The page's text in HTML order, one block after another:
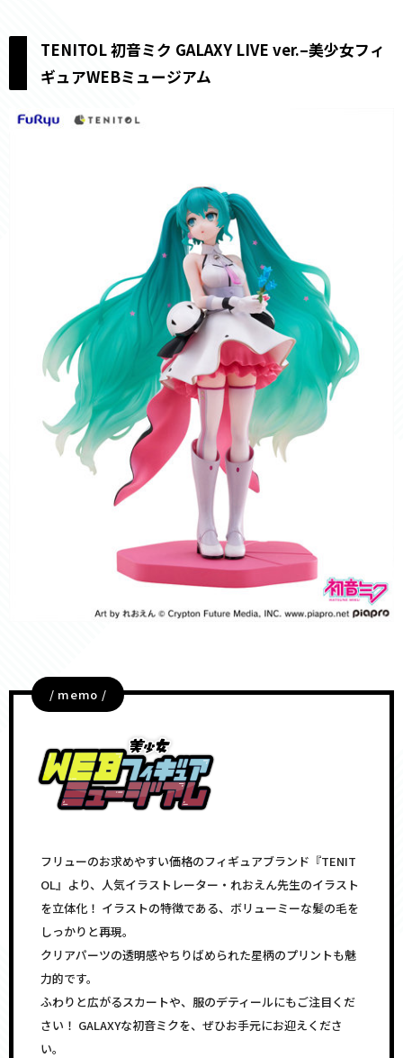
TENITOL 初音ミク GALAXY LIVE ver.–美少女フィ
ギュアWEBミュージアム
/ memo /
フリューのお求めやすい価格のフィギュアブランド『TENIT
OL』より、人気イラストレーター・れおえん先生のイラスト
を立体化！ イラストの特徴である、ボリューミーな髪の毛を
しっかりと再現。
クリアパーツの透明感やちりばめられた星柄のプリントも魅
力的です。
ふわりと広がるスカートや、服のデティールにもご注目くだ
さい！ GALAXYな初音ミクを、ぜひお手元にお迎えくださ
い。